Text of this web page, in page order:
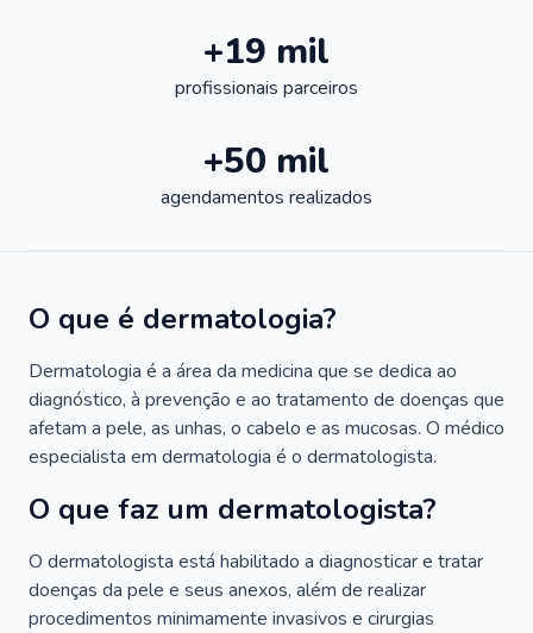
+19 mil
profissionais parceiros
+50 mil
agendamentos realizados
O que é dermatologia?
Dermatologia é a área da medicina que se dedica ao
diagnóstico, à prevenção e ao tratamento de doenças que
afetam a pele, as unhas, o cabelo e as mucosas. O médico
especialista em dermatologia é o dermatologista.
O que faz um dermatologista?
O dermatologista está habilitado a diagnosticar e tratar
doenças da pele e seus anexos, além de realizar
procedimentos minimamente invasivos e cirurgias